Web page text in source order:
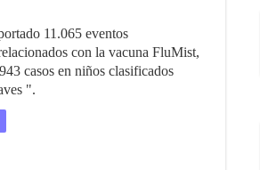
11.065 eventos
con la vacuna FluMist,
casos en niños clasificados
".